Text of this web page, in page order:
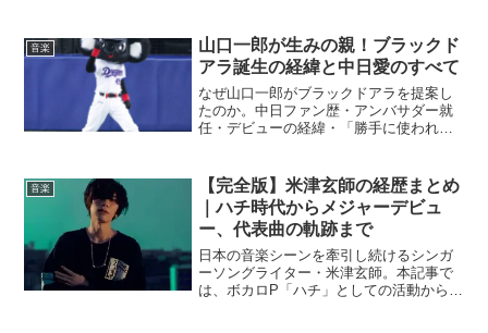
音楽
山口一郎が生みの親！ブラックド
アラ誕生の経緯と中日愛のすべて
なぜ山口一郎がブラックドアラを提案し
たのか。中日ファン歴・アンバサダー就
任・デビューの経緯・「勝手に使われ
音楽
【完全版】米津玄師の経歴まとめ
｜ハチ時代からメジャーデビュ
ー、代表曲の軌跡まで
日本の音楽シーンを牽引し続けるシンガ
ーソングライター・米津玄師。本記事で
は、ボカロP「ハチ」としての活動から本